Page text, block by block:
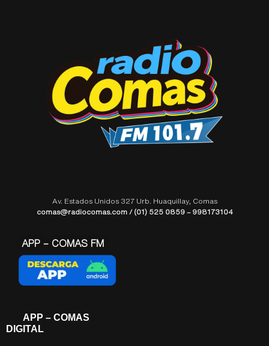
Av. Estados Unidos 327 Urb. Huaquillay, Comas
comas@radiocomas.com / (01) 525 0859 – 998173104
APP – COMAS FM
APP – COMAS
DIGITAL